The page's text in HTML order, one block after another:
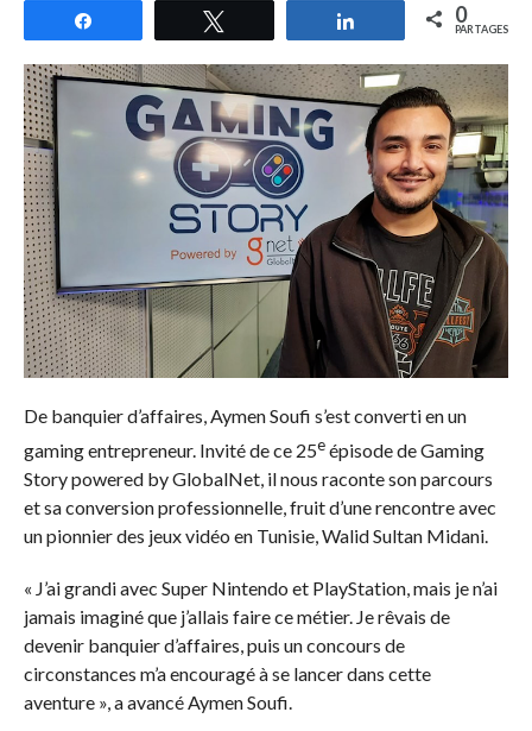
Partagez 0
PARTAGES
De banquier d’affaires, Aymen Soufi s’est converti en un
gaming entrepreneur. Invité de ce 25eépisode de Gaming
Story powered by GlobalNet, il nous raconte son parcours
et sa conversion professionnelle, fruit d’une rencontre avec
un pionnier des jeux vidéo en Tunisie, Walid Sultan Midani.
« J’ai grandi avec Super Nintendo et PlayStation, mais je n’ai
jamais imaginé que j’allais faire ce métier. Je rêvais de
devenir banquier d’affaires, puis un concours de
circonstances m’a encouragé à se lancer dans cette
aventure », a avancé Aymen Soufi.